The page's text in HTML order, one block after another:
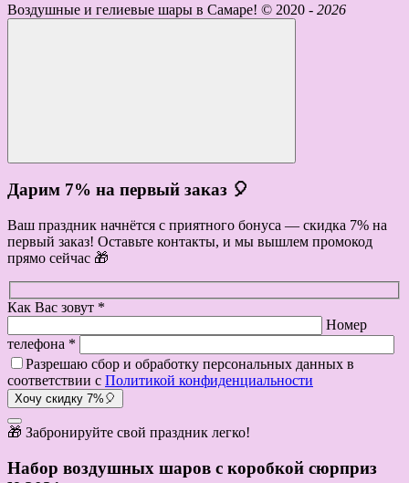
Воздушные и гелиевые шары в Самаре! © 2020 - 2026
Дарим 7% на первый заказ 🎈
Ваш праздник начнётся с приятного бонуса — скидка 7% на
первый заказ! Оставьте контакты, и мы вышлем промокод
прямо сейчас 🎁
Как Вас зовут *
Номер
телефона *
Разрешаю сбор и обработку персональных данных в
соответствии с Политикой конфиденциальности
Хочу скидку 7%🎈
🎁 Забронируйте свой праздник легко!
Набор воздушных шаров с коробкой сюрприз